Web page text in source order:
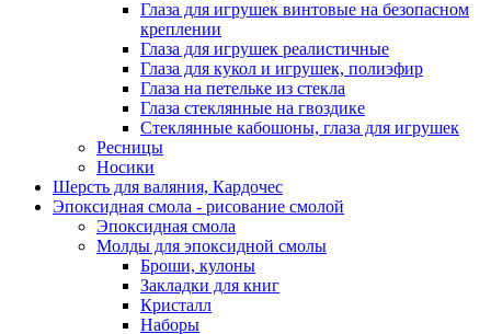
Глаза для игрушек винтовые на безопасном
креплении
Глаза для игрушек реалистичные
Глаза для кукол и игрушек, полиэфир
Глаза на петельке из стекла
Глаза стеклянные на гвоздике
Стеклянные кабошоны, глаза для игрушек
Ресницы
Носики
Шерсть для валяния, Кардочес
Эпоксидная смола - рисование смолой
Эпоксидная смола
Молды для эпоксидной смолы
Броши, кулоны
Закладки для книг
Кристалл
Наборы